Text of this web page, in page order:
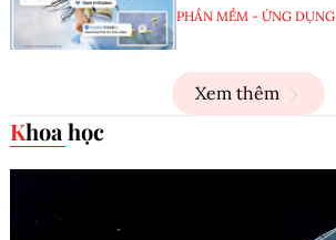
PHẦN MỀM - ỨNG DỤNG
Xem thêm
Khoa học